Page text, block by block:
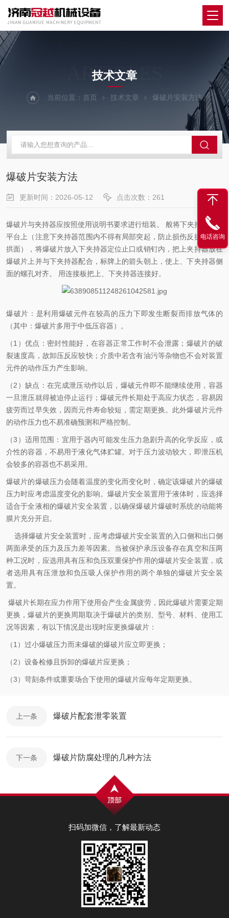
ARTICLES
技术文章
当前位置： 首页 技术文章 爆破片安装方法
爆破片安装方法
更新时间：2026-05-12 点击次数：261
爆破片与夹持器应按照使用说明书要求进行组装。 般将下夹持器放在
平台上（注意下夹持器范围内不得有局部突起，防止损伤反拱爆破片
拱面），将爆破片放入下夹持器定位止口或销钉内，把上夹持器放在
爆破片上并与下夹持器配合，标牌上的箭头朝上，使上、下夹持器侧
面的螺孔对齐。 用连接板把上、下夹持器连接好。
爆破片：是利用爆破元件在较高的压力下即发生断裂而排放气体的
（其中：爆破片多用于中低压容器）。
（1）优点：密封性能好，在容器正常工作时不会泄露；爆破片的破
裂速度高，故卸压反应较快；介质中若含有油污等杂物也不会对装置
元件的动作压力产生影响。
（2）缺点：在完成泄压动作以后，爆破元件即不能继续使用，容器
一旦泄压就得被迫停止运行；爆破元件长期处于高应力状态，容易因
疲劳而过早失效，因而元件寿命较短，需定期更换。此外爆破片元件
的动作压力也不易准确预测和严格控制。
（3）适用范围：宜用于器内可能发生压力急剧升高的化学反应，或
介性的容器，不易用于液化气体贮罐。对于压力波动较大，即泄压机
会较多的容器也不易采用。
爆破片的爆破压力会随着温度的变化而变化时，确定该爆破片的爆破
压力时应考虑温度变化的影响。爆破片安全装置用于液体时，应选择
适合于全液相的爆破片安全装置，以确保爆破片爆破时系统的动能将
膜片充分开启。
选择爆破片安全装置时，应考虑爆破片安全装置的入口侧和出口侧
两面承受的压力及压力差等因素。当被保护承压设备存在真空和压两
种工况时，应选用具有压和负压双重保护作用的爆破片安全装置，或
者选用具有压泄放和负压吸人保护作用的两个单独的爆破片安全装
置。
爆破片长期在应力作用下使用会产生金属疲劳，因此爆破片需要定期
更换，爆破片的更换周期取决于爆破片的类别、型号、材料、使用工
况等因素，有以下情况是出现时应更换爆破片：
（1）过小爆破压力而未爆破的爆破片应立即更换；
（2）设备检修且拆卸的爆破片应更换；
（3）苛刻条件或重要场合下使用的爆破片应每年定期更换。
上一条 爆破片配套泄零装置
下一条 爆破片防腐处理的几种方法
扫码加微信，了解最新动态
电话咨询